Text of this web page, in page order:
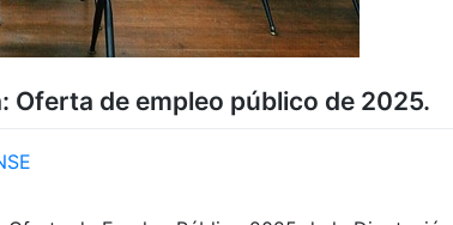
Oferta de empleo público de 2025.